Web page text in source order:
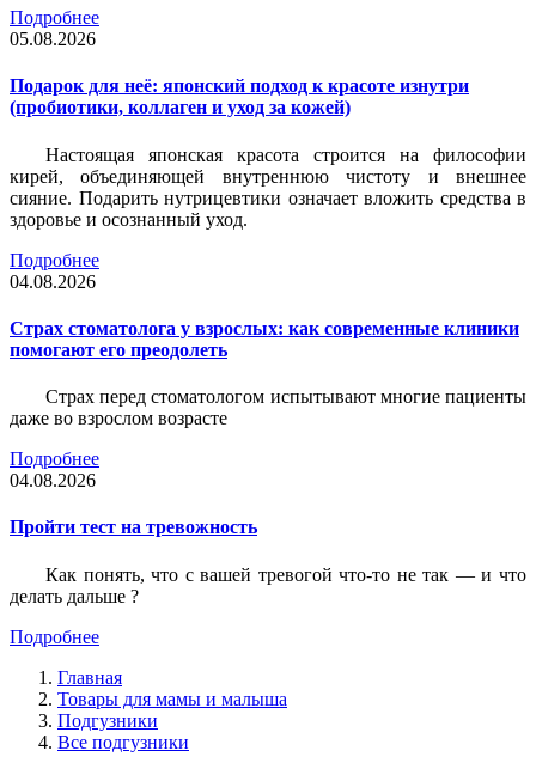
Подробнее
05.08.2026
Подарок для неё: японский подход к красоте изнутри
(пробиотики, коллаген и уход за кожей)
Настоящая японская красота строится на философии
кирей, объединяющей внутреннюю чистоту и внешнее
сияние. Подарить нутрицевтики означает вложить средства в
здоровье и осознанный уход.
Подробнее
04.08.2026
Страх стоматолога у взрослых: как современные клиники
помогают его преодолеть
Страх перед стоматологом испытывают многие пациенты
даже во взрослом возрасте
Подробнее
04.08.2026
Пройти тест на тревожность
Как понять, что с вашей тревогой что-то не так — и что
делать дальше ?
Подробнее
Главная
Товары для мамы и малыша
Подгузники
Все подгузники